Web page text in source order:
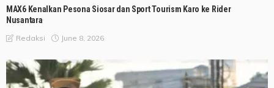
MAX6 Kenalkan Pesona Siosar dan Sport Tourism Karo ke Rider
Nusantara
Redaksi June 8, 2026